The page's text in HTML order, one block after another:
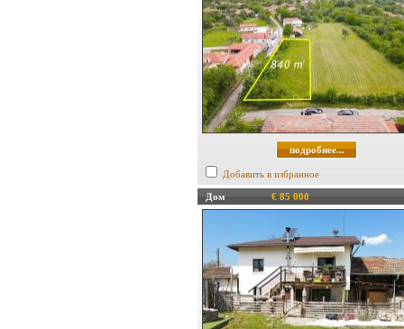
подробнее...
Добавить в избранное
Дом € 85 000